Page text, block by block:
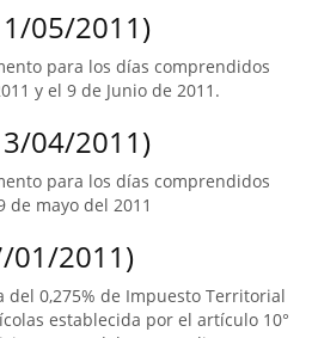
05/2011)
para los días comprendidos
y el 9 de Junio de 2011.
04/2011)
para los días comprendidos
de mayo del 2011
01/2011)
del 0,275% de Impuesto Territorial
establecida por el artículo 10°